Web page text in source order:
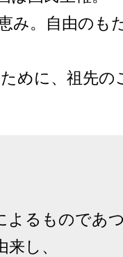
み。自由のも
めに、祖先の
よるものであ
し、